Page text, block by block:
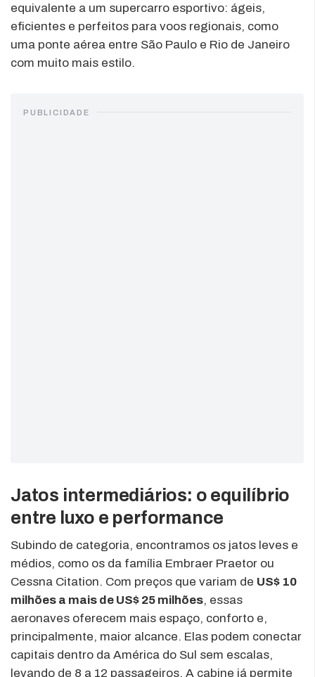
equivalente a um supercarro esportivo: ágeis,
eficientes e perfeitos para voos regionais, como
uma ponte aérea entre São Paulo e Rio de Janeiro
com muito mais estilo.
PUBLICIDADE
Jatos intermediários: o equilíbrio
entre luxo e performance
Subindo de categoria, encontramos os jatos leves e
médios, como os da família Embraer Praetor ou
Cessna Citation. Com preços que variam de US$ 10
milhões a mais de US$ 25 milhões, essas
aeronaves oferecem mais espaço, conforto e,
principalmente, maior alcance. Elas podem conectar
capitais dentro da América do Sul sem escalas,
levando de 8 a 12 passageiros. A cabine já permite